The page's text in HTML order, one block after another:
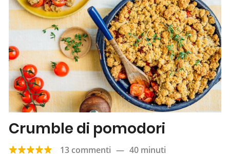
Crumble di pomodori
13 commenti — 40 minuti